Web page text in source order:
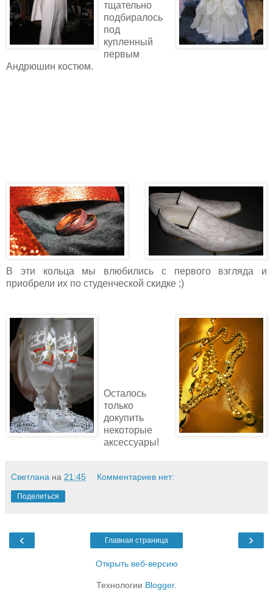
тщательно
подбиралось
под
купленный
первым
Андрюшин костюм.
В эти кольца мы влюбились с первого взгляда и
приобрели их по студенческой скидке ;)
Осталось
только
докупить
некоторые
аксессуары!
Светлана на 21:45 Комментариев нет:
Поделиться
‹ ›
Главная страница
Открыть веб-версию
Технологии Blogger.